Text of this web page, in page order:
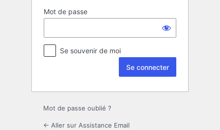
Mot de passe
Se souvenir de moi
Mot de passe oublié ?
← Aller sur Assistance Email